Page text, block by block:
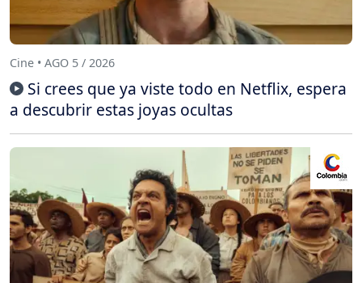
Cine • AGO 5 / 2026
Si crees que ya viste todo en Netflix, espera
a descubrir estas joyas ocultas